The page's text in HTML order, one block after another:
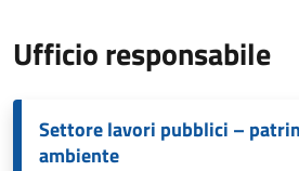
Ufficio responsabile
Settore lavori pubblici –
ambiente